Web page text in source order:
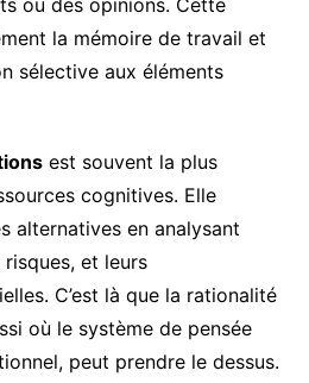
la mémoire de travail et
sélective aux éléments
est souvent la plus
cognitives. Elle
alternatives en analysant
et leurs
C’est là que la rationalité
où le système de pensée
peut prendre le dessus.